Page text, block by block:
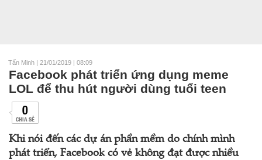
Tấn Minh | 21/01/2019 | 08:09
Facebook phát triển ứng dụng meme
LOL để thu hút người dùng tuổi teen
0
CHIA SẺ
Khi nói đến các dự án phần mềm do chính mình
phát triển, Facebook có vẻ không đạt được nhiều